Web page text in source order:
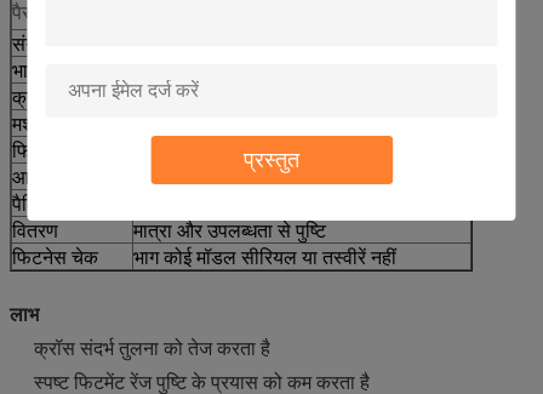
प्रस्तुत
पैरामीटर
संगतता कोड
भाग नं.
क्रॉस रेफ
0R-7793
मशीन का प्रकार
फिटमेंट मॉडल
416C 426C 428C 436C 438C
आपूर्ति का प्रकार
बाद के बाजार में प्रतिस्थापन
पैकिंग
वितरण
मात्रा और उपलब्धता से पुष्टि
फिटनेस चेक
भाग कोई मॉडल सीरियल या तस्वीरें नहीं
लाभ
क्रॉस संदर्भ तुलना को तेज करता है
स्पष्ट फिटमेंट रेंज पुष्टि के प्रयास को कम करता है